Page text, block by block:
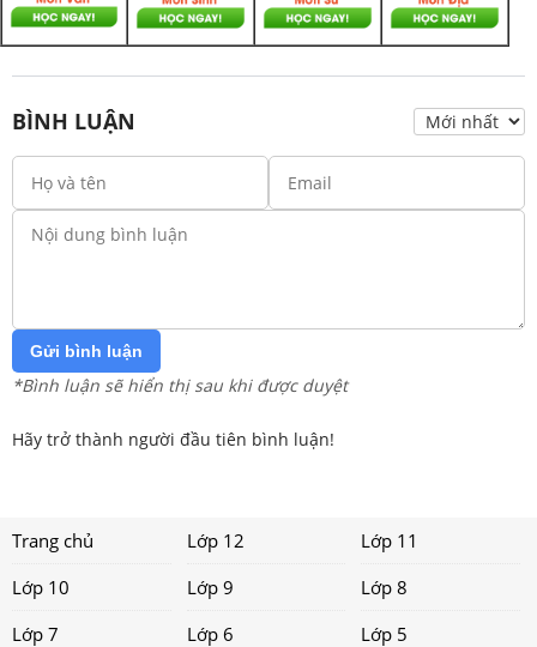
BÌNH LUẬN
Gửi bình luận
*Bình luận sẽ hiển thị sau khi được duyệt
Hãy trở thành người đầu tiên bình luận!
Trang chủ Lớp 12
Lớp 11
Lớp 10
Lớp 9
Lớp 8
Lớp 7
Lớp 6
Lớp 5